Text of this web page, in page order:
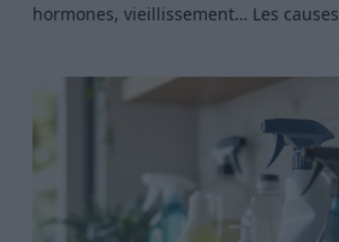
hormones, vieillissement… Les causes